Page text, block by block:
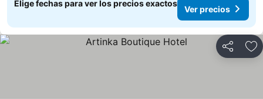
Elige fechas para ver los precios exactos
Ver precios
Compartir